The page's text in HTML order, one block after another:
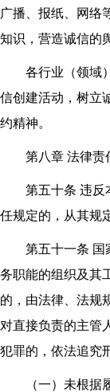
广播、报纸、网络
知识，营造诚信的
各行业（领域）
信创建活动，树立
约精神。
第八章 法律责
第五十条 违反本
任规定的，从其规
第五十一条 国家
务职能的组织及其
的，由法律、法规
对直接负责的主管
犯罪的，依法追究
（一）未根据履